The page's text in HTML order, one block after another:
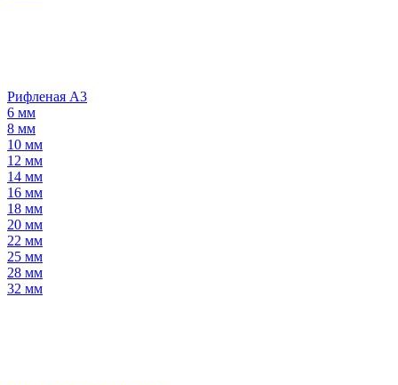
Рифленая А3
6 мм
8 мм
10 мм
12 мм
14 мм
16 мм
18 мм
20 мм
22 мм
25 мм
28 мм
32 мм